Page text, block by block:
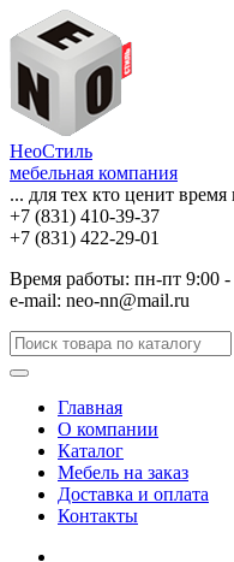
НеоСтиль
мебельная компания
... для тех кто ценит
+7 (831) 410-39-37
+7 (831) 422-29-01
Время работы: пн-пт 9:00
e-mail: neo-nn@mail.ru
Главная
О компании
Каталог
Мебель на заказ
Доставка и оплата
Контакты